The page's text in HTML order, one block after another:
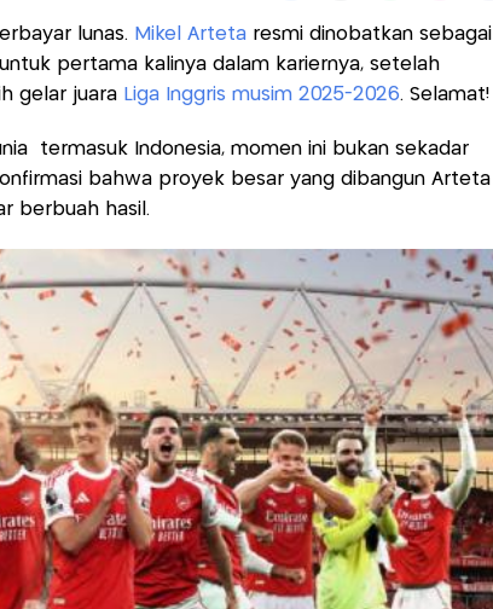
lunas. Mikel Artetaresmi dinobatkan sebagai
pertama kalinya dalam kariernya, setelah
gelar juara Liga Inggris musim 2025-2026. Selamat!
termasuk Indonesia, momen ini bukan sekadar
bahwa proyek besar yang dibangun Arteta
berbuah hasil.